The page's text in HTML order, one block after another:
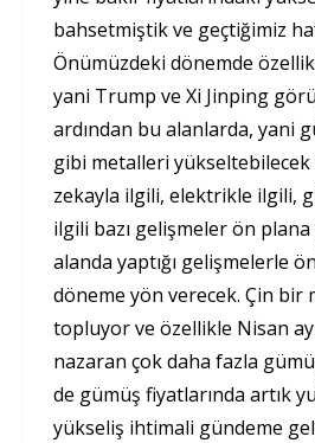
bahsetmiştik ve geçtiğimiz
Önümüzdeki dönemde
yani Trump ve Xi Jinping
ardından bu alanlarda, yani
gibi metalleri yükseltebilecek
zekayla ilgili, elektrikle ilgili,
ilgili bazı gelişmeler ön plana
alanda yaptığı gelişmelerle
döneme yön verecek. Çin bir
topluyor ve özellikle Nisan
nazaran çok daha fazla
de gümüş fiyatlarında artık
yükseliş ihtimali gündeme